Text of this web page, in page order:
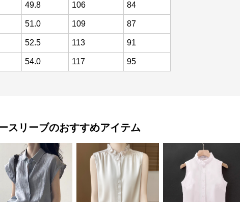
49.8 106 84
51.0 109 87
52.5 113 91
54.0 117 95
スリーブのおすすめアイテム